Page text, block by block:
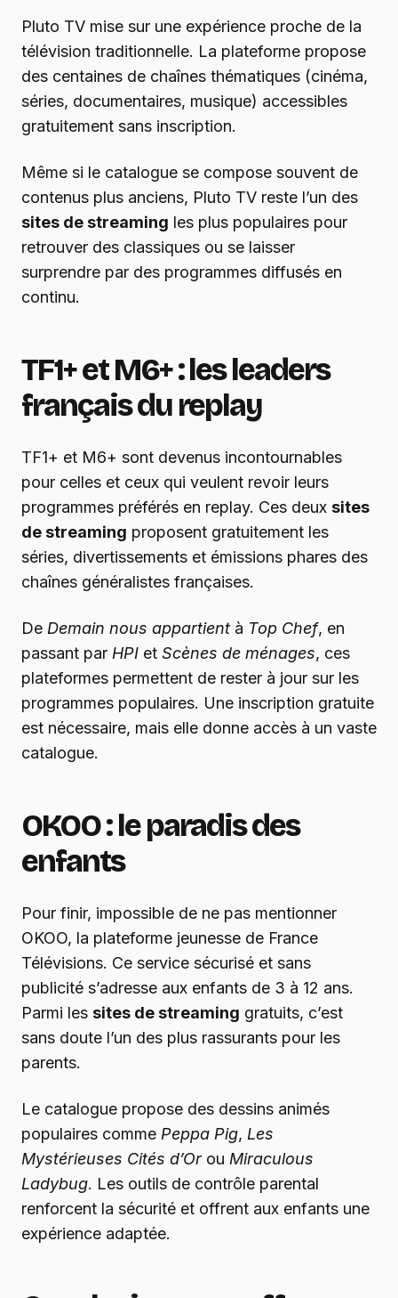
Pluto TV mise sur une expérience proche de la
télévision traditionnelle. La plateforme propose
des centaines de chaînes thématiques (cinéma,
séries, documentaires, musique) accessibles
gratuitement sans inscription.
Même si le catalogue se compose souvent de
contenus plus anciens, Pluto TV reste l’un des
sites de streaming les plus populaires pour
retrouver des classiques ou se laisser
surprendre par des programmes diffusés en
continu.
TF1+ et M6+ : les leaders
français du replay
TF1+ et M6+ sont devenus incontournables
pour celles et ceux qui veulent revoir leurs
programmes préférés en replay. Ces deux sites
de streaming proposent gratuitement les
séries, divertissements et émissions phares des
chaînes généralistes françaises.
De Demain nous appartient à Top Chef, en
passant par HPI et Scènes de ménages, ces
plateformes permettent de rester à jour sur les
programmes populaires. Une inscription gratuite
est nécessaire, mais elle donne accès à un vaste
catalogue.
OKOO : le paradis des
enfants
Pour finir, impossible de ne pas mentionner
OKOO, la plateforme jeunesse de France
Télévisions. Ce service sécurisé et sans
publicité s’adresse aux enfants de 3 à 12 ans.
Parmi les sites de streaming gratuits, c’est
sans doute l’un des plus rassurants pour les
parents.
Le catalogue propose des dessins animés
populaires comme Peppa Pig, Les
Mystérieuses Cités d’Orou Miraculous
Ladybug. Les outils de contrôle parental
renforcent la sécurité et offrent aux enfants une
expérience adaptée.